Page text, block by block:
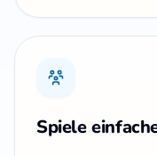
Spiele